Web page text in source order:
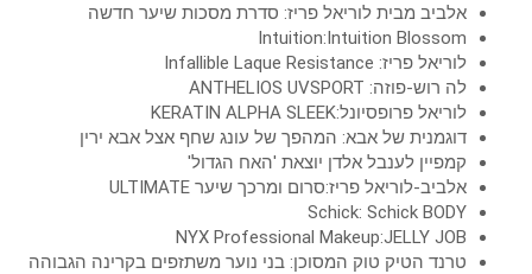
אלביב מבית לוריאל פריז: סדרת מסכות שיער חדשה
Intuition:Intuition Blossom
לוריאל פריז: Infallible Laque Resistance
לה רוש-פוזה: ANTHELIOS UVSPORT
לוריאל פרופסיונל:KERATIN ALPHA SLEEK
דוגמנית של אבא: המהפך של עונג שחף אצל אבא ירין
קמפיין לענבל אלדן יוצאת 'האח הגדול'
אלביב-לוריאל פריז:סרום ומרכך שיער ULTIMATE
Schick: Schick BODY
NYX Professional Makeup:JELLY JOB
טרנד הטיק טוק המסוכן: בני נוער משתזפים בקרינה הגבוהה